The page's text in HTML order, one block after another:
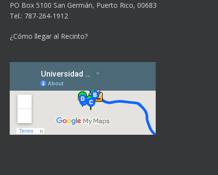
PO Box 5100 San Germán, Puerto Rico, 00683
Tel.: 787-264-1912
¿Cómo llegar al Recinto?